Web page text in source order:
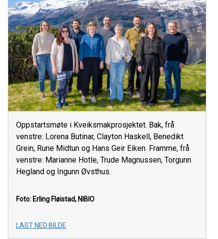
Oppstartsmøte i Kveiksmakprosjektet. Bak, frå
venstre: Lorena Butinar, Clayton Haskell, Benedikt
Grein, Rune Midtun og Hans Geir Eiken. Framme, frå
venstre: Marianne Hotle, Trude Magnussen, Torgunn
Hegland og Ingunn Øvsthus.
Foto: Erling Fløistad, NIBIO
LAST NED BILDE